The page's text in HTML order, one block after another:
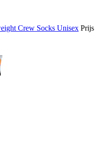
Crew Socks Unisex Prijs